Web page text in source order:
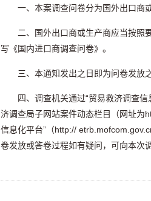
一、本案调查问卷分为国外出口商
二、国外出口商或生产商应当按照
写《国内进口商调查问卷》。
三、本通知发出之日即为问卷发放
四、调查机关通过“贸易救济调查
济调查局子网站案件动态栏目（网址为
信息化平台”（http://
卷发放或答卷过程如有疑问，可向本次